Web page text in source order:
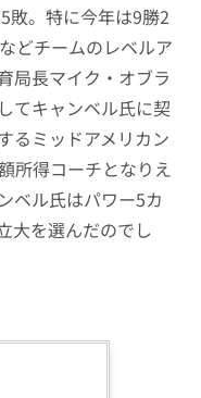
敗。特に今年は9勝2
どチームのレベルア
局長マイク・オブラ
てキャンベル氏に契
るミッドアメリカン
所得コーチとなりえ
ベル氏はパワー5カ
大を選んだのでし